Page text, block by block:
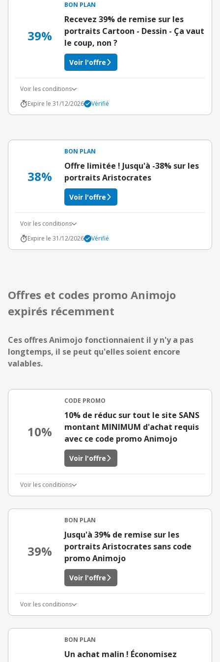
39%
BON PLAN
Recevez 39% de remise sur les
portraits Cartoon - Dessin - Ça vaut
le coup, non ?
Voir l'offre
Voir les conditions
Expire le 31/12/2026
Vérifié
38%
BON PLAN
Offre limitée ! Jusqu'à -38% sur les
portraits Aristocrates
Voir l'offre
Voir les conditions
Expire le 31/12/2026
Vérifié
Offres et codes promo Animojo
expirés récemment
Ces offres Animojo fonctionnaient il y n'y a pas
longtemps, il se peut qu'elles soient encore
valables.
10%
CODE PROMO
10% de réduc sur tout le site SANS
montant MINIMUM d'achat requis
avec ce code promo Animojo
Voir l'offre
Voir les conditions
39%
BON PLAN
Jusqu'à 39% de remise sur les
portraits Aristocrates sans code
promo Animojo
Voir l'offre
Voir les conditions
BON PLAN
Un achat malin ! Économisez